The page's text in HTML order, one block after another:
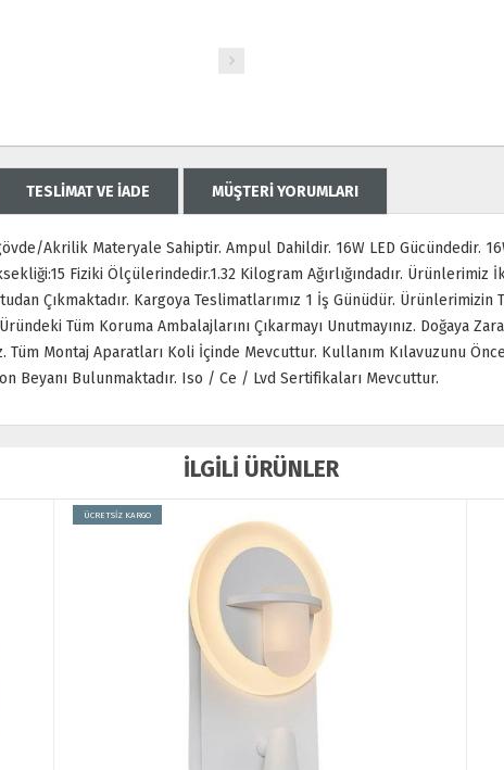
TESLİMAT VE İADE MÜŞTERİ YORUMLARI
Akrilik Materyale Sahiptir. Ampul Dahildir. 16W LED Gücündedir.
Fiziki Ölçülerindedir.1.32 Kilogram Ağırlığındadır. Ürünlerimiz
Çıkmaktadır. Kargoya Teslimatlarımız 1 İş Günüdür.
Tüm Koruma Ambalajlarını Çıkarmayı Unutmayınız. Doğaya
Montaj Aparatları Koli İçinde Mevcuttur. Kullanım Kılavuzunu
Beyanı Bulunmaktadır. Iso / Ce / Lvd Sertifikaları Mevcuttur.
İLGİLİ ÜRÜNLER